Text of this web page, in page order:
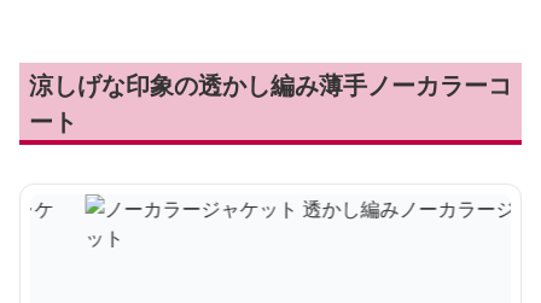
涼しげな印象の透かし編み薄手ノーカラーコ
ート